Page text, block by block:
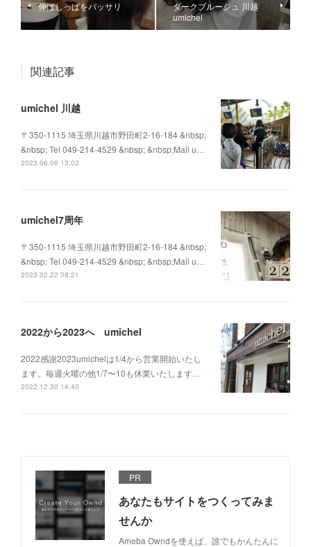
伸ばしっぱをバッサリ
ダークブルージュ 川越
umichel
関連記事
umichel 川越
〒350-1115 埼玉県川越市野田町2-16-184 &nbsp;
&nbsp; Tel 049-214-4529 &nbsp; &nbsp;Mail u…
2023.06.06 13:02
umichel7周年
〒350-1115 埼玉県川越市野田町2-16-184 &nbsp;
&nbsp; Tel 049-214-4529 &nbsp; &nbsp;Mail u…
2023.02.22 08:21
2022から2023へ umichel
2022感謝2023umichelは1/4から営業開始いたし
ます。毎週火曜の他1/7〜10も休業いたします…
2022.12.30 14:40
PR
あなたもサイトをつくってみま
せんか
Ameba Owndを使えば、誰でもかんたんに